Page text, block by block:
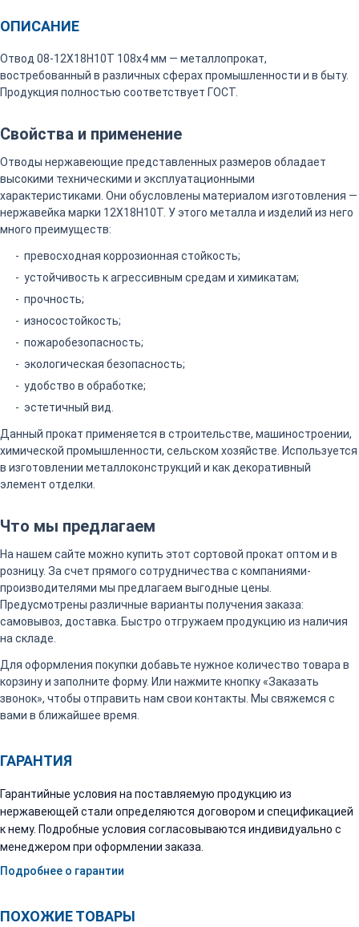
ОПИСАНИЕ
Отвод 08-12Х18Н10Т 108х4 мм — металлопрокат,
востребованный в различных сферах промышленности и в быту.
Продукция полностью соответствует ГОСТ.
Свойства и применение
Отводы нержавеющие представленных размеров обладает
высокими техническими и эксплуатационными
характеристиками. Они обусловлены материалом изготовления —
нержавейка марки 12Х18Н10Т. У этого металла и изделий из него
много преимуществ:
превосходная коррозионная стойкость;
устойчивость к агрессивным средам и химикатам;
прочность;
износостойкость;
пожаробезопасность;
экологическая безопасность;
удобство в обработке;
эстетичный вид.
Данный прокат применяется в строительстве, машиностроении,
химической промышленности, сельском хозяйстве. Используется
в изготовлении металлоконструкций и как декоративный
элемент отделки.
Что мы предлагаем
На нашем сайте можно купить этот сортовой прокат оптом и в
розницу. За счет прямого сотрудничества с компаниями-
производителями мы предлагаем выгодные цены.
Предусмотрены различные варианты получения заказа:
самовывоз, доставка. Быстро отгружаем продукцию из наличия
на складе.
Для оформления покупки добавьте нужное количество товара в
корзину и заполните форму. Или нажмите кнопку «Заказать
звонок», чтобы отправить нам свои контакты. Мы свяжемся с
вами в ближайшее время.
ГАРАНТИЯ
Гарантийные условия на поставляемую продукцию из
нержавеющей стали определяются договором и спецификацией
к нему. Подробные условия согласовываются индивидуально с
менеджером при оформлении заказа.
Подробнее о гарантии
ПОХОЖИЕ ТОВАРЫ